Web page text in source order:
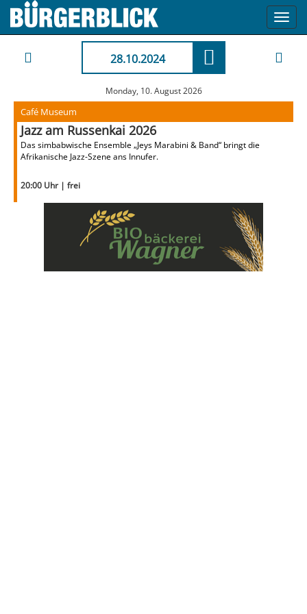
28.10.2024
Monday, 10. August 2026
Café Museum
Jazz am Russenkai 2026
Das simbabwische Ensemble „Jeys Marabini & Band“ bringt die
Afrikanische Jazz-Szene ans Innufer.
20:00 Uhr | frei